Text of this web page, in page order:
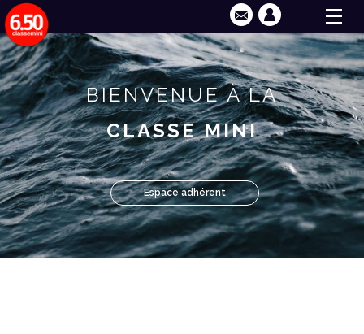
BIENVENUE À LA
CLASSE MINI
Espace adhérent